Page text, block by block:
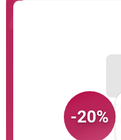
-20%